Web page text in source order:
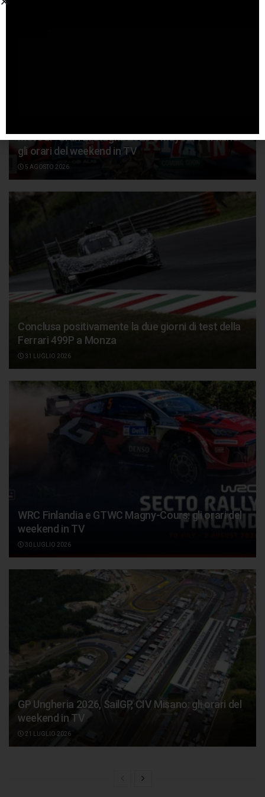
MotoGP Gran Bretagna 2026 e IndyCar Portland:
gli orari del weekend in TV
5 AGOSTO 2026
Conclusa positivamente la due giorni di test della
Ferrari 499P a Monza
31 LUGLIO 2026
WRC Finlandia e GTWC Magny-Cours: gli orari del
weekend in TV
30 LUGLIO 2026
GP Ungheria 2026, SailGP, CIV Misano: gli orari del
weekend in TV
21 LUGLIO 2026